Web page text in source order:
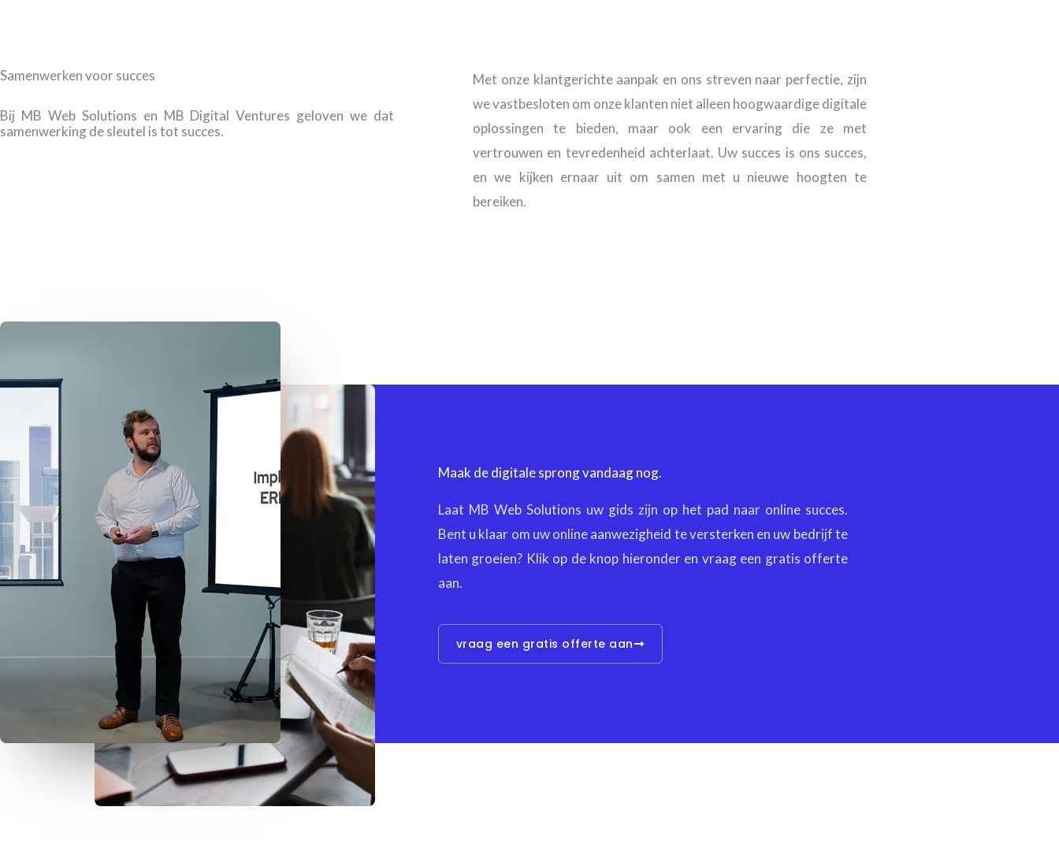
Samenwerken voor succes
Bij MB Web Solutions en MB Digital Ventures geloven we dat
samenwerking de sleutel is tot succes.
Met onze klantgerichte aanpak en ons streven naar perfectie, zijn
we vastbesloten om onze klanten niet alleen hoogwaardige digitale
oplossingen te bieden, maar ook een ervaring die ze met
vertrouwen en tevredenheid achterlaat. Uw succes is ons succes,
en we kijken ernaar uit om samen met u nieuwe hoogten te
bereiken.
Maak de digitale sprong vandaag nog.
Laat MB Web Solutions uw gids zijn op het pad naar online succes.
Bent u klaar om uw online aanwezigheid te versterken en uw bedrijf te
laten groeien? Klik op de knop hieronder en vraag een gratis offerte
aan.
vraag een gratis offerte aan